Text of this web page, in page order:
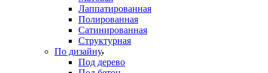
Лаппатированная
Полированная
Сатинированная
Структурная
По дизайну
Под дерево